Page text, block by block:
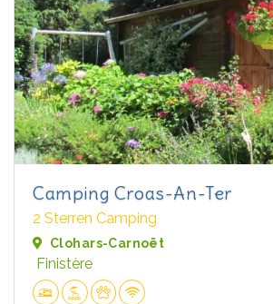
Camping Croas-An-Ter
2 Sterren Camping
Clohars-Carnoët
Finistère